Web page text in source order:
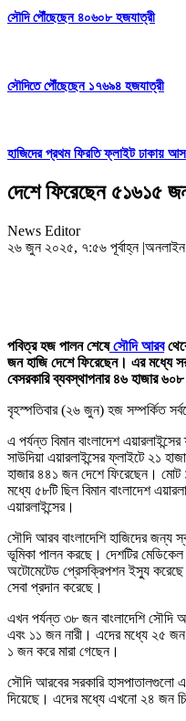
সৌদি পৌঁছেছেন ৪০৬০৮ হজযাত্রী
সৌদিতে পৌঁছেছেন ১৭৬৯৪ হজযাত্রী
হাজিদের প্রথম ফিরতি ফ্লাইট ঢাকায়
দেশে ফিরেছেন ৫১৬১৫
News Editor
২৬ জুন ২০২৫, ৭:৫৬ পূর্বাহ্ন |
পবিত্র হজ পালন শেষেসৌদি আরব
জন হাজি দেশে ফিরেছেন। এর মধ্যে
বেসরকারি ব্যবস্থাপনার ৪৬ হাজার
বৃহস্পতিবার (২৬ জুন) হজ সম্পর্কিত
এ পর্যন্ত বিমান বাংলাদেশ
সাউদিয়া এয়ারলাইন্সের ফ্লাইটে ২১
হাজার ৪৪১ জন দেশে ফিরেছেন। মোট
মধ্যে ৫৮টি ছিল বিমান বাংলাদেশ
এয়ারলাইন্সের।
সৌদি আরব বাংলাদেশি হাজিদের জন্য
ভূমিকা পালন করছে। দেশটির
অটোমেটেড প্রেসক্রিপশন ইস্যু
সেবা প্রদান করেছে।
এখন পর্যন্ত ৩৮ জন বাংলাদেশি সৌদি
এবং ১১ জন নারী। এদের মধ্যে ২৫
১ জন করে মারা গেছেন।
সৌদি আরবের সরকারি হাসপাতালগুলো এ
দিয়েছে। এদের মধ্যে এখনো ২৪ জন